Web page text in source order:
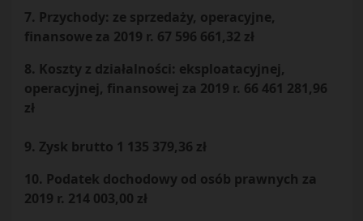
7. Przychody: ze sprzedaży, operacyjne,
finansowe za 2019 r. 67 596 661,32 zł
8. Koszty z działalności: eksploatacyjnej,
operacyjnej, finansowej za 2019 r. 66 461 281,96
zł
9. Zysk brutto 1 135 379,36 zł
10. Podatek dochodowy od osób prawnych za
2019 r. 214 003,00 zł